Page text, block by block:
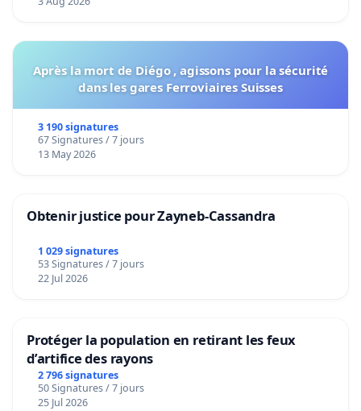
Après la mort de Diégo , agissons pour la sécurité
dans les gares Ferroviaires Suisses
3 190 signatures
67 Signatures / 7 jours
13 May 2026
Obtenir justice pour Zayneb-Cassandra
1 029 signatures
53 Signatures / 7 jours
22 Jul 2026
Protéger la population en retirant les feux
d’artifice des rayons
2 796 signatures
50 Signatures / 7 jours
25 Jul 2026